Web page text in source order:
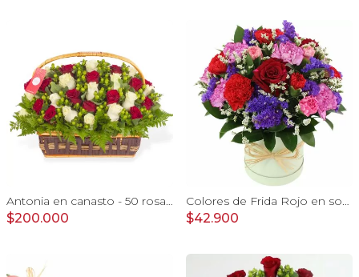
Antonia en canasto - 50 rosas rojo y blanco e hypericum
$200.000
Colores de Frida Rojo en sombrerero - Arreglo floral con rosas, claveles, estate y limonium
$42.900